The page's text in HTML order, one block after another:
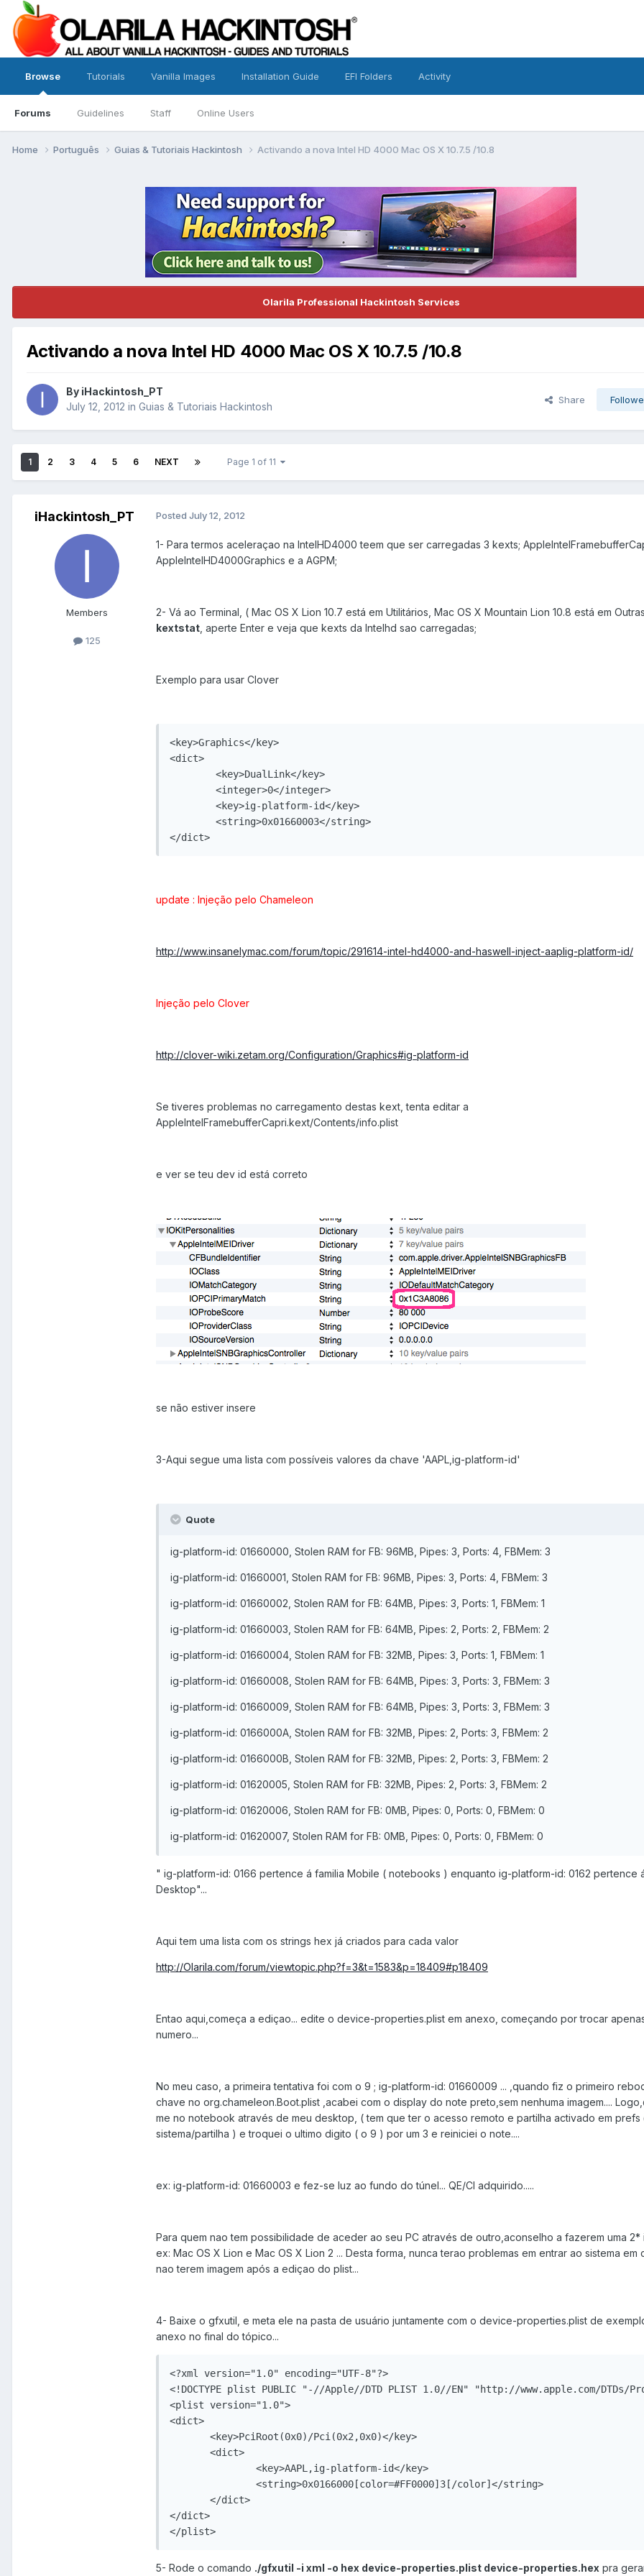
Browse
Forums Guidelines Staff Online Users
Tutorials Vanilla Images Installation Guide EFI Folders Activity
Home Português Guias & Tutoriais Hackintosh Activando a nova Intel HD 4000 Mac OS X 10.7.5 /10.8
Olarila Professional Hackintosh Services
Activando a nova Intel HD 4000 Mac OS X 10.7.5 /10.8
By iHackintosh_PT
July 12, 2012 in Guias & Tutoriais Hackintosh
Share
1 2 3 4 5 6 NEXT Page 1 of 11
iHackintosh_PT
Members
125
Posted July 12, 2012
1- Para termos aceleraçao na IntelHD4000 teem que ser carregadas 3 kexts;
AppleIntelHD4000Graphics e a AGPM;
2- Vá ao Terminal, ( Mac OS X Lion 10.7 está em Utilitários, Mac OS X Mountain Lion 10.8 está em
kextstat , aperte Enter e veja que kexts da Intelhd sao carregadas;
Exemplo para usar Clover
<key>Graphics</key>
<dict>
update : Injeção pelo Chameleon
http://www.insanelymac.com/forum/topic/291614-intel-hd4000-and-haswell-inject-aaplig-platform-id/
Injeção pelo Clover
http://clover-wiki.zetam.org/Configuration/Graphics#ig-platform-id
Se tiveres problemas no carregamento destas kext, tenta editar a
AppleIntelFramebufferCapri.kext/Contents/info.plist
e ver se teu dev id está correto
se não estiver insere
3-Aqui segue uma lista com possíveis valores da chave 'AAPL,ig-platform-id'
Quote
ig-platform-id: 01660000, Stolen RAM for FB: 96MB, Pipes: 3, Ports: 4, FBMem: 3
ig-platform-id: 01660001, Stolen RAM for FB: 96MB, Pipes: 3, Ports: 4, FBMem: 3
ig-platform-id: 01660002, Stolen RAM for FB: 64MB, Pipes: 3, Ports: 1, FBMem: 1
ig-platform-id: 01660003, Stolen RAM for FB: 64MB, Pipes: 2, Ports: 2, FBMem: 2
ig-platform-id: 01660004, Stolen RAM for FB: 32MB, Pipes: 3, Ports: 1, FBMem: 1
ig-platform-id: 01660008, Stolen RAM for FB: 64MB, Pipes: 3, Ports: 3, FBMem: 3
ig-platform-id: 01660009, Stolen RAM for FB: 64MB, Pipes: 3, Ports: 3, FBMem: 3
ig-platform-id: 0166000A, Stolen RAM for FB: 32MB, Pipes: 2, Ports: 3, FBMem: 2
ig-platform-id: 0166000B, Stolen RAM for FB: 32MB, Pipes: 2, Ports: 3, FBMem: 2
ig-platform-id: 01620005, Stolen RAM for FB: 32MB, Pipes: 2, Ports: 3, FBMem: 2
ig-platform-id: 01620006, Stolen RAM for FB: 0MB, Pipes: 0, Ports: 0, FBMem: 0
ig-platform-id: 01620007, Stolen RAM for FB: 0MB, Pipes: 0, Ports: 0, FBMem: 0
" ig-platform-id: 0166 pertence á familia Mobile ( notebooks ) enquanto ig-platform-id: 0162 pertence
Desktop"...
Aqui tem uma lista com os strings hex já criados para cada valor
http://Olarila.com/forum/viewtopic.php?f=3&t=1583&p=18409#p18409
Entao aqui,começa a ediçao... edite o device-properties.plist em anexo, começando por trocar
numero...
No meu caso, a primeira tentativa foi com o 9 ; ig-platform-id: 01660009 ... ,quando fiz o primeiro
chave no org.chameleon.Boot.plist ,acabei com o display do note preto,sem nenhuma imagem....
me no notebook através de meu desktop, ( tem que ter o acesso remoto e partilha activado em prefs
sistema/partilha ) e troquei o ultimo digito ( o 9 ) por um 3 e reiniciei o note....
ex: ig-platform-id: 01660003 e fez-se luz ao fundo do túnel... QE/CI adquirido.....
Para quem nao tem possibilidade de aceder ao seu PC através de outro,aconselho a fazerem uma 2*
ex: Mac OS X Lion e Mac OS X Lion 2 ... Desta forma, nunca terao problemas em entrar ao sistema em
nao terem imagem após a ediçao do plist...
4- Baixe o gfxutil, e meta ele na pasta de usuário juntamente com o device-properties.plist de
anexo no final do tópico...
<?xml version="1.0" encoding="UTF-8"?>
<!DOCTYPE plist PUBLIC "-//Apple//DTD PLIST 1.0//EN" "http://www.apple.com/DTDs/
<plist version="1.0">
<dict>
       <key>PciRoot(0x0)/Pci(0x2,0x0)</key>
       <dict>
               <key>AAPL,ig-platform-id</key>
               <string>0x0166000[color=#FF0000]3[/color]</string>
       </dict>
</dict>
</plist>
5- Rode o comando ./gfxutil -i xml -o hex device-properties.plist device-properties.hex pra